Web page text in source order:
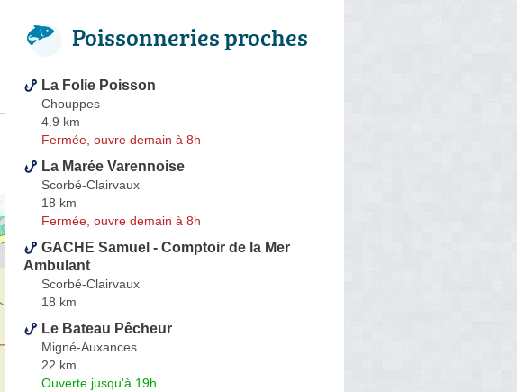
Poissonneries proches
La Folie Poisson
Chouppes
4.9 km
Fermée, ouvre demain à 8h
La Marée Varennoise
Scorbé-Clairvaux
18 km
Fermée, ouvre demain à 8h
GACHE Samuel - Comptoir de la Mer
Ambulant
Scorbé-Clairvaux
18 km
Le Bateau Pêcheur
Migné-Auxances
22 km
Ouverte jusqu'à 19h